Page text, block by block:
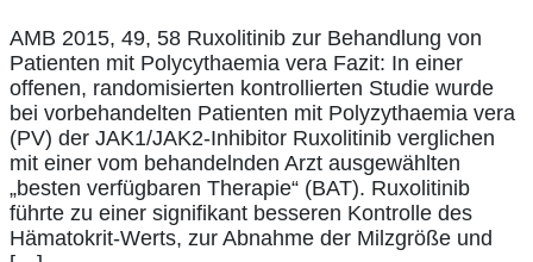
AMB 2015, 49, 58 Ruxolitinib zur Behandlung von
Patienten mit Polycythaemia vera Fazit: In einer
offenen, randomisierten kontrollierten Studie wurde
bei vorbehandelten Patienten mit Polyzythaemia vera
(PV) der JAK1/JAK2-Inhibitor Ruxolitinib verglichen
mit einer vom behandelnden Arzt ausgewählten
„besten verfügbaren Therapie“ (BAT). Ruxolitinib
führte zu einer signifikant besseren Kontrolle des
Hämatokrit-Werts, zur Abnahme der Milzgröße und